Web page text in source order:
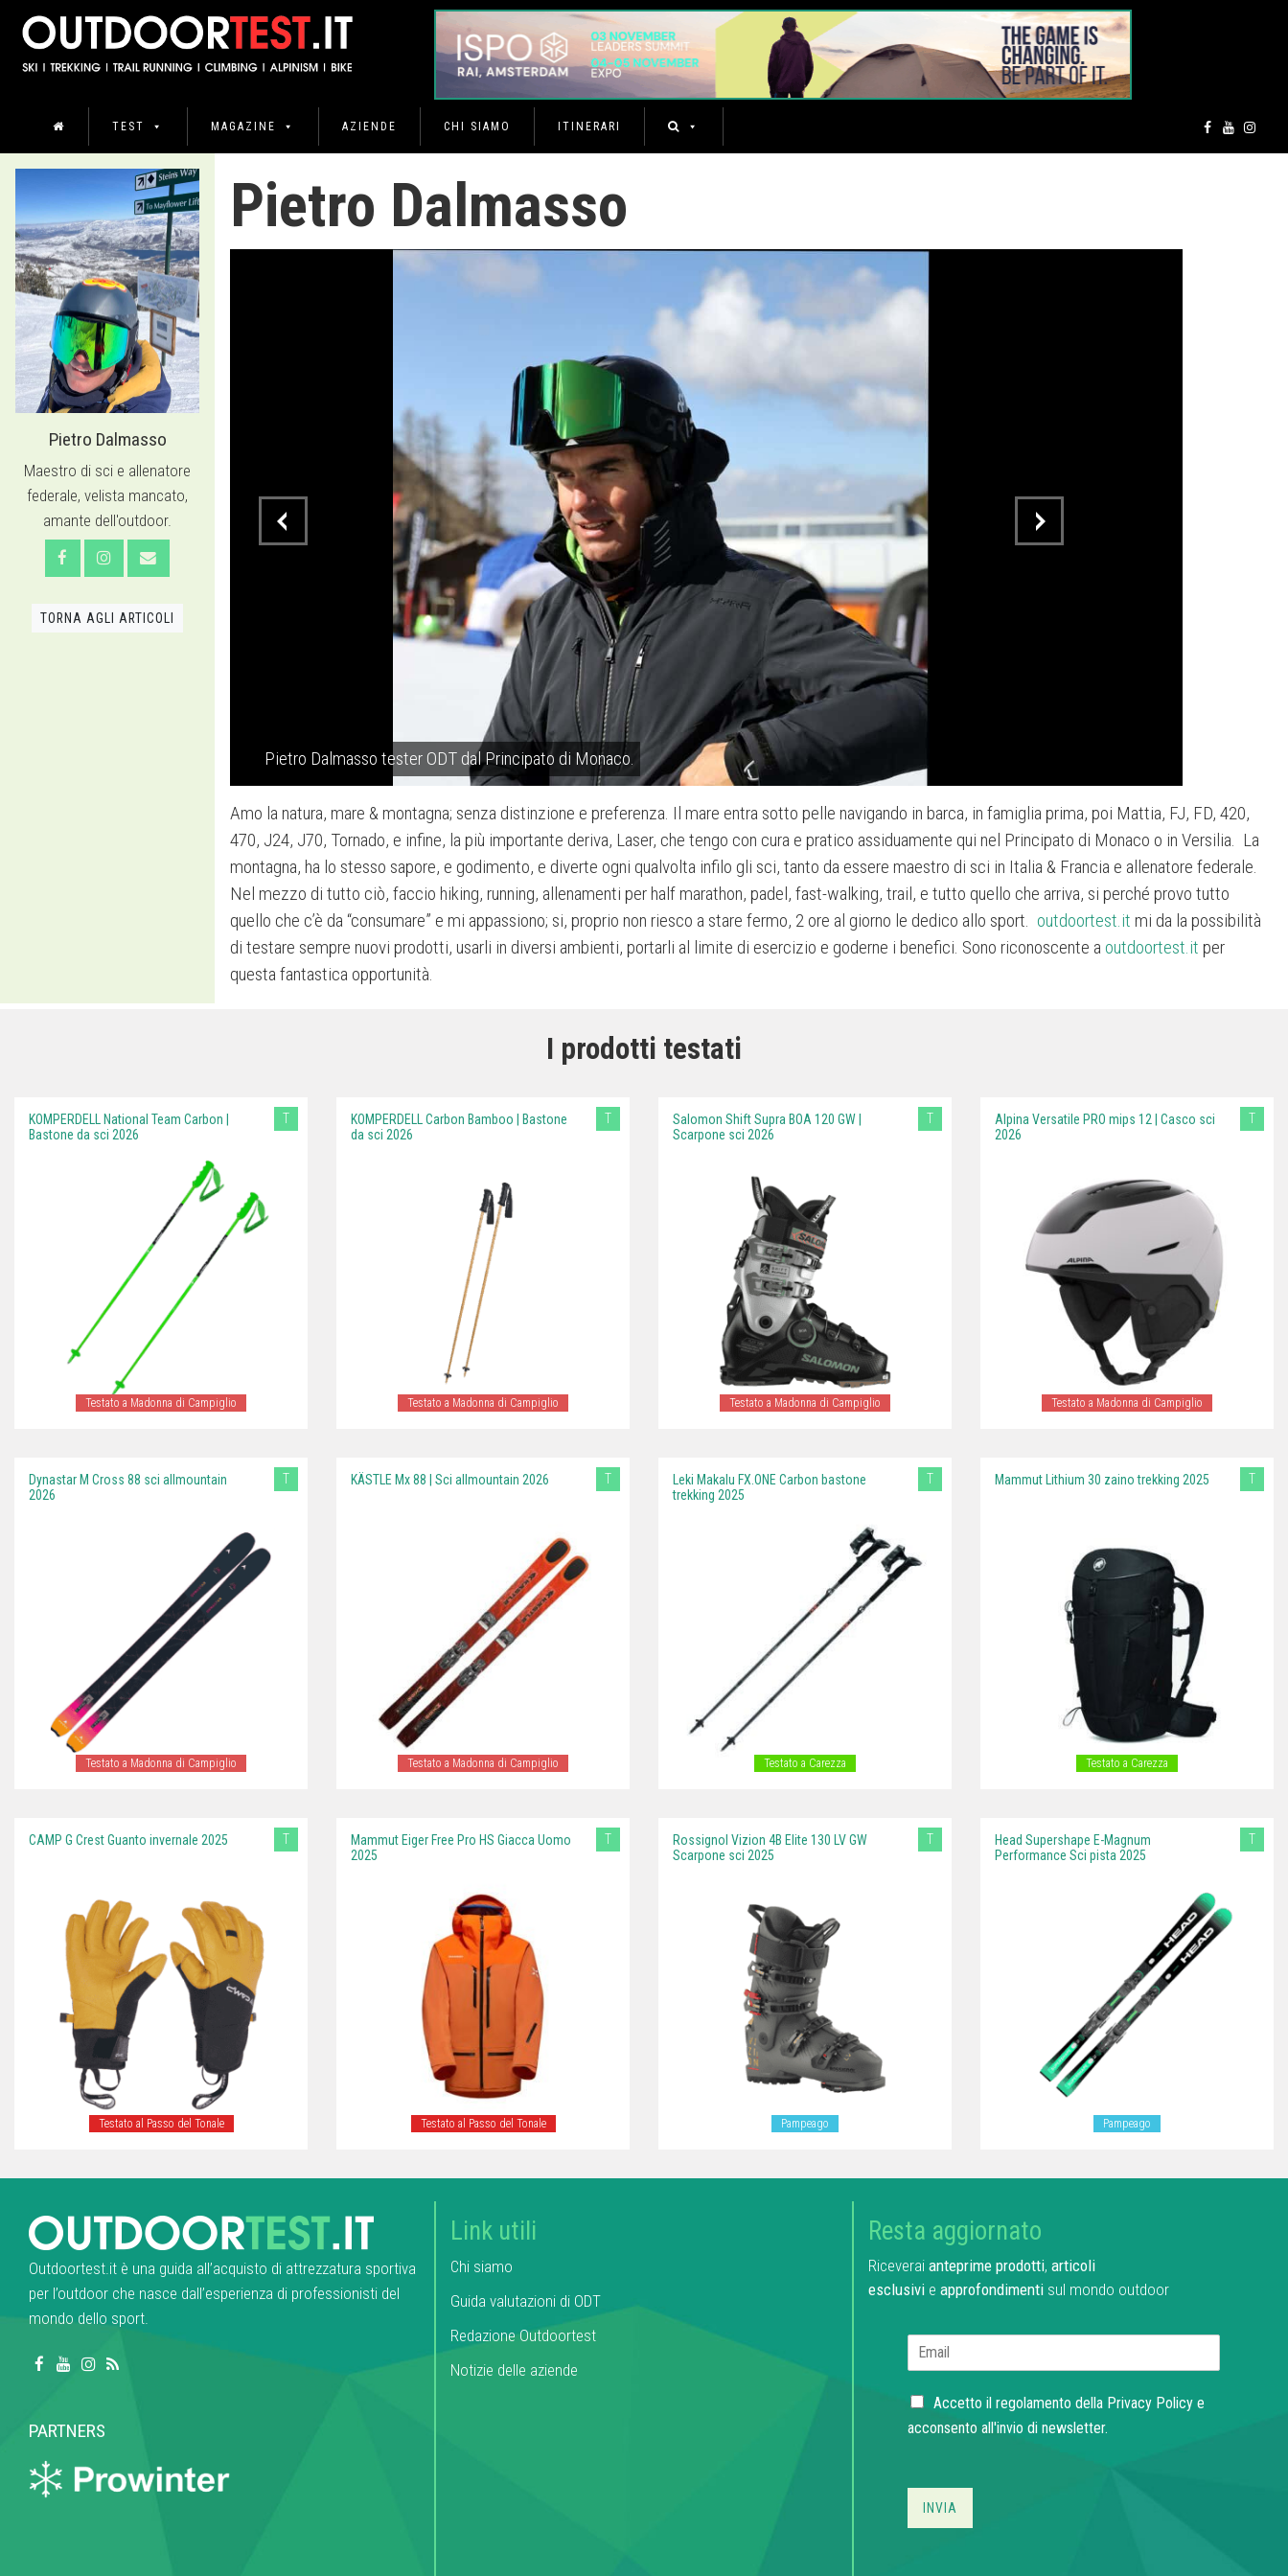
TEST MAGAZINE AZIENDE CHI SIAMO ITINERARI
Pietro Dalmasso
Maestro di sci e allenatore
federale, velista mancato,
amante dell'outdoor.
TORNA AGLI ARTICOLI
Pietro Dalmasso
Pietro Dalmasso tester ODT dal Principato di Monaco.
Amo la natura, mare & montagna; senza distinzione e preferenza. Il mare entra sotto pelle navigando in barca, in famiglia prima, poi Mattia, FJ, FD, 420,
470, J24, J70, Tornado, e infine, la più importante deriva, Laser, che tengo con cura e pratico assiduamente qui nel Principato di Monaco o in Versilia.
La
montagna, ha lo stesso sapore, e godimento, e diverte ogni qualvolta infilo gli sci, tanto da essere maestro di sci in Italia & Francia e allenatore federale.
Nel mezzo di tutto ciò, faccio hiking, running, allenamenti per half marathon, padel, fast-walking, trail, e tutto quello che arriva, si perché provo tutto
quello che c’è da “consumare” e mi appassiono; si, proprio non riesco a stare fermo, 2 ore al giorno le dedico allo sport.
outdoortest.it mi da la possibilità
di testare sempre nuovi prodotti, usarli in diversi ambienti, portarli al limite di esercizio e goderne i benefici. Sono riconoscente a outdoortest.it per
questa fantastica opportunità.
I prodotti testati
KOMPERDELL National Team Carbon |
Bastone da sci 2026
T
Testato a Madonna di Campiglio
KOMPERDELL Carbon Bamboo | Bastone
da sci 2026
T
Testato a Madonna di Campiglio
Salomon Shift Supra BOA 120 GW |
Scarpone sci 2026
T
Testato a Madonna di Campiglio
Alpina Versatile PRO mips 12 | Casco sci
2026
T
Testato a Madonna di Campiglio
Dynastar M Cross 88 sci allmountain
2026
T
Testato a Madonna di Campiglio
KÄSTLE Mx 88 | Sci allmountain 2026 T
Testato a Madonna di Campiglio
Leki Makalu FX.ONE Carbon bastone
trekking 2025
T
Testato a Carezza
Mammut Lithium 30 zaino trekking 2025 T
Testato a Carezza
CAMP G Crest Guanto invernale 2025 T
Testato al Passo del Tonale
Mammut Eiger Free Pro HS Giacca Uomo
2025
T
Testato al Passo del Tonale
Rossignol Vizion 4B Elite 130 LV GW
Scarpone sci 2025
T
Pampeago
Head Supershape E-Magnum
Performance Sci pista 2025
T
Pampeago
Outdoortest.it è una guida all’acquisto di attrezzatura sportiva
per l’outdoor che nasce dall’esperienza di professionisti del
mondo dello sport.
PARTNERS
Link utili
Chi siamo
Guida valutazioni di ODT
Redazione Outdoortest
Notizie delle aziende
Resta aggiornato
Riceveraianteprime prodotti, articoli
esclusivie approfondimentisul mondo outdoor
*
C
e
b
x
Accetto il regolamento della Privacy Policye
acconsento all'invio di newsletter.
INVIA